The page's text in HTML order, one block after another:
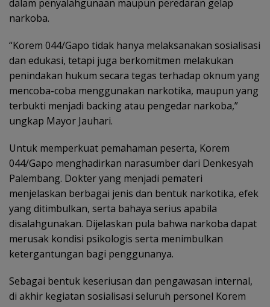
dalam penyalahgunaan maupun peredaran gelap
narkoba.
“Korem 044/Gapo tidak hanya melaksanakan sosialisasi
dan edukasi, tetapi juga berkomitmen melakukan
penindakan hukum secara tegas terhadap oknum yang
mencoba-coba menggunakan narkotika, maupun yang
terbukti menjadi backing atau pengedar narkoba,”
ungkap Mayor Jauhari.
Untuk memperkuat pemahaman peserta, Korem
044/Gapo menghadirkan narasumber dari Denkesyah
Palembang. Dokter yang menjadi pemateri
menjelaskan berbagai jenis dan bentuk narkotika, efek
yang ditimbulkan, serta bahaya serius apabila
disalahgunakan. Dijelaskan pula bahwa narkoba dapat
merusak kondisi psikologis serta menimbulkan
ketergantungan bagi penggunanya.
Sebagai bentuk keseriusan dan pengawasan internal,
di akhir kegiatan sosialisasi seluruh personel Korem